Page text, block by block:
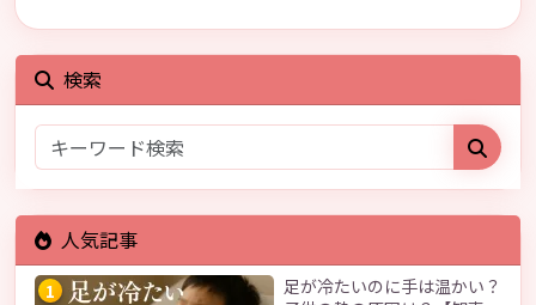
検索
人気記事
1
足が冷たいのに手は温かい？